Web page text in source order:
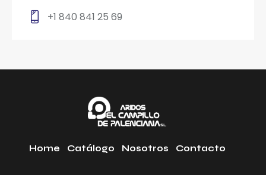
+1 840 841 25 69
Home Catálogo Nosotros Contacto